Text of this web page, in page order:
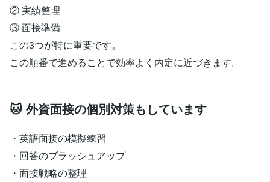
② 実績整理
③ 面接準備
この3つが特に重要です。
この順番で進めることで効率よく内定に近づきます。
🐱 外資面接の個別対策もしています
・英語面接の模擬練習
・回答のブラッシュアップ
・面接戦略の整理